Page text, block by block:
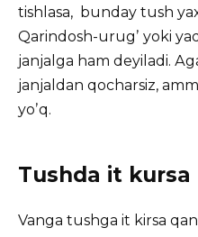
tishlasa, bunday tush
Qarindosh-urugʼ yoki
janjalga ham deyiladi.
janjaldan qocharsiz,
yoʼq.
Tushda it kursa
Vanga tushga it kirsa